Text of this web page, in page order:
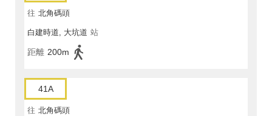
往 北角碼頭
白建時道, 大坑道 站
距離 200m
41A
往 北角碼頭